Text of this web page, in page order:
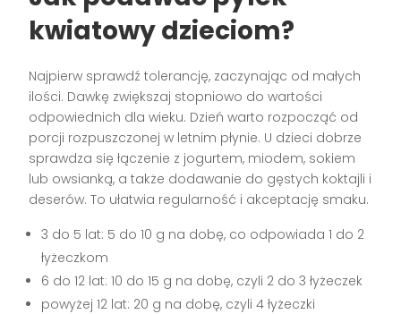
kwiatowy dzieciom?
Najpierw sprawdź tolerancję, zaczynając od małych
ilości. Dawkę zwiększaj stopniowo do wartości
odpowiednich dla wieku. Dzień warto rozpocząć od
porcji rozpuszczonej w letnim płynie. U dzieci dobrze
sprawdza się łączenie z jogurtem, miodem, sokiem
lub owsianką, a także dodawanie do gęstych koktajli i
deserów. To ułatwia regularność i akceptację smaku.
3 do 5 lat: 5 do 10 g na dobę, co odpowiada 1 do 2
łyżeczkom
6 do 12 lat: 10 do 15 g na dobę, czyli 2 do 3 łyżeczek
powyżej 12 lat: 20 g na dobę, czyli 4 łyżeczki